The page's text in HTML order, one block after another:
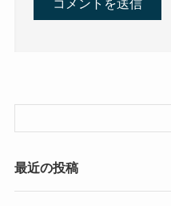
最近の投稿